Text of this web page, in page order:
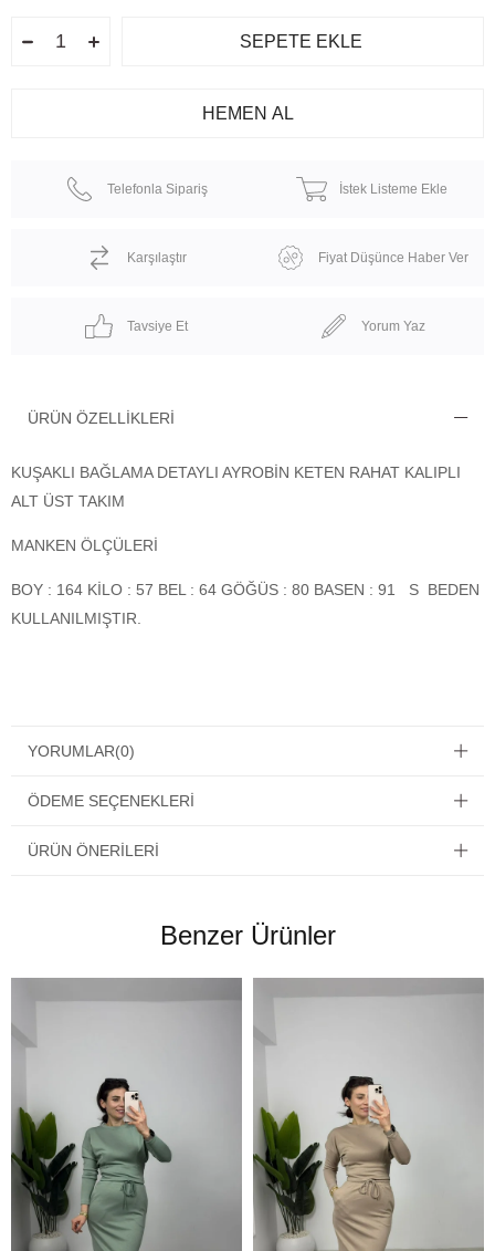
Telefonla Sipariş İstek Listeme Ekle
Karşılaştır Fiyat Düşünce Haber Ver
Tavsiye Et Yorum Yaz
ÜRÜN ÖZELLIKLERI
KUŞAKLI BAĞLAMA DETAYLI AYROBİN KETEN RAHAT KALIPLI
ALT ÜST TAKIM
MANKEN ÖLÇÜLERİ
BOY : 164 KİLO : 57 BEL : 64 GÖĞÜS : 80 BASEN : 91 S BEDEN
KULLANILMIŞTIR.
YORUMLAR(0)
ÖDEME SEÇENEKLERI
ÜRÜN ÖNERILERI
Benzer Ürünler